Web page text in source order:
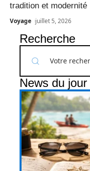
tradition et modernité
Voyage juillet 5, 2026
Recherche
News du jour